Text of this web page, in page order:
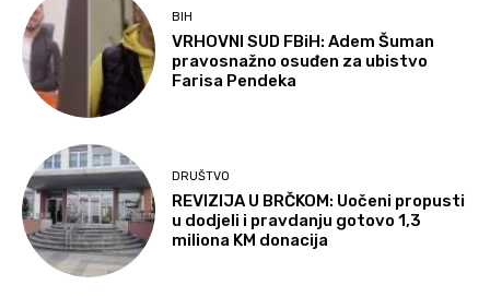
BIH
VRHOVNI SUD FBiH: Adem Šuman
pravosnažno osuđen za ubistvo
Farisa Pendeka
DRUŠTVO
REVIZIJA U BRČKOM: Uočeni propusti
u dodjeli i pravdanju gotovo 1,3
miliona KM donacija